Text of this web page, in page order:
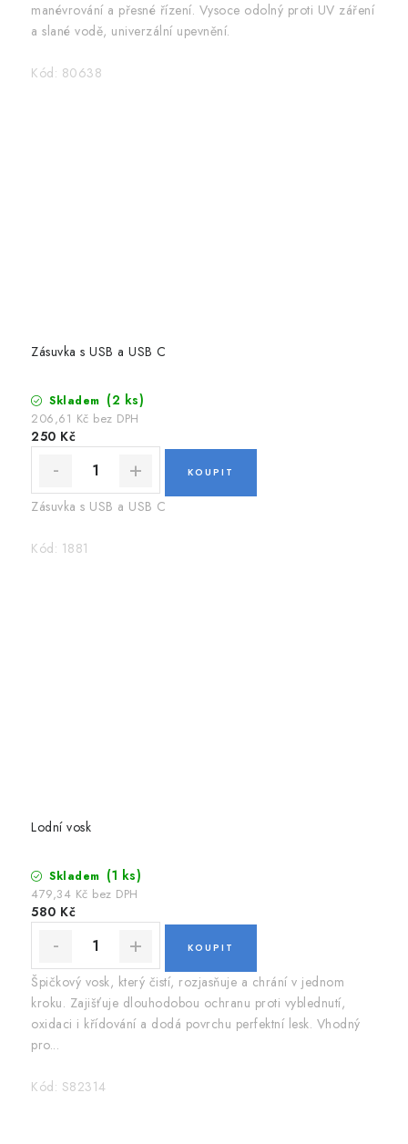
manévrování a přesné řízení. Vysoce odolný proti UV záření
a slané vodě, univerzální upevnění.
Kód: 80638
Zásuvka s USB a USB C
Skladem (2 ks)
206,61 Kč bez DPH
250 Kč
Zásuvka s USB a USB C
Kód: 1881
Lodní vosk
Skladem (1 ks)
479,34 Kč bez DPH
580 Kč
Špičkový vosk, který čistí, rozjasňuje a chrání v jednom
kroku. Zajišťuje dlouhodobou ochranu proti vyblednutí,
oxidaci i křídování a dodá povrchu perfektní lesk. Vhodný
pro...
Kód: S82314